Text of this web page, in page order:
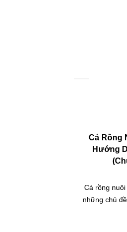
Cá Rồng
Hướng
Cá rồng
những chủ